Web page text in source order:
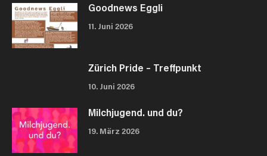
Goodnews Eggli
11. Juni 2026
Zürich Pride – Treffpunkt
10. Juni 2026
Milchjugend. und du?
19. März 2026